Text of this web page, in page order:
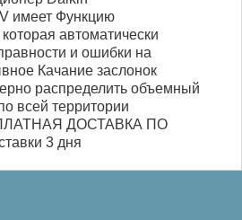
имеет Функцию
автоматически
и ошибки на
Качание заслонок
распределить объемный
всей территории
ДОСТАВКА ПО
3 дня